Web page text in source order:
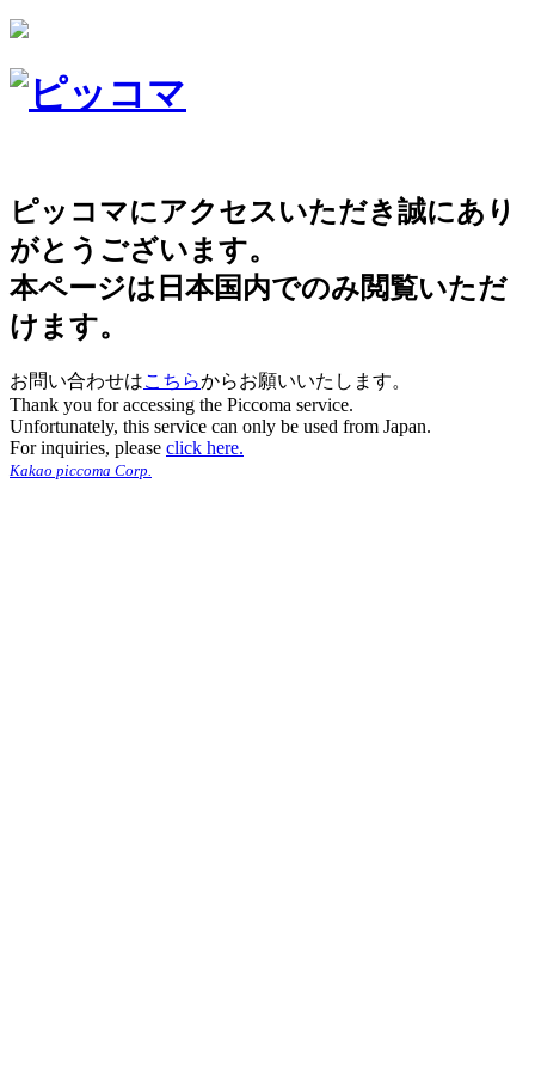
ピッコマにアクセスいただき誠にあり
がとうございます。
本ページは日本国内でのみ閲覧いただ
けます。
お問い合わせはこちらからお願いいたします。
Thank you for accessing the Piccoma service.
Unfortunately, this service can only be used from Japan.
For inquiries, please click here.
Kakao piccoma Corp.